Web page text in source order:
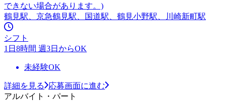
できない場合があります。)
鶴見駅、京急鶴見駅、国道駅、鶴見小野駅、川崎新町駅
シフト
1日8時間 週3日からOK
未経験OK
詳細を見る
応募画面に進む
アルバイト・パート